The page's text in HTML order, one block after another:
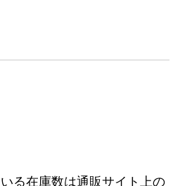
る在庫数は通販サイト上の